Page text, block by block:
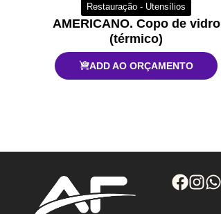
Restauração - Utensílios
AMERICANO. Copo de vidro
(térmico)
ADD AO ORÇAMENTO